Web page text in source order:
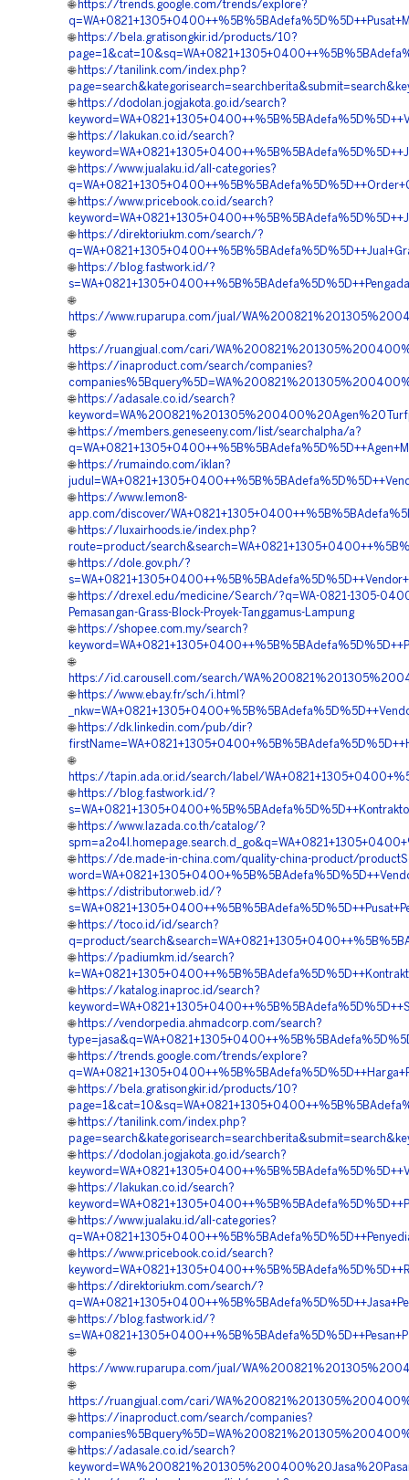
🌐 https://trends.google.com/trends/explore?
🌐 https://bela.gratisongkir.id/products/10?
🌐 https://tanilink.com/index.php?
🌐 https://dodolan.jogjakota.go.id/search?
🌐 https://lakukan.co.id/search?
🌐 https://www.jualaku.id/all-categories?
🌐 https://www.pricebook.co.id/search?
🌐 https://direktoriukm.com/search/?
🌐 https://blog.fastwork.id/?
🌐
https://www.ruparupa.com/jual/
🌐
https://ruangjual.com/cari/
🌐 https://inaproduct.com/search/companies?
🌐 https://adasale.co.id/search?
🌐 https://members.geneseeny.com/list/searchalpha/a?
🌐 https://rumaindo.com/iklan?
🌐 https://www.lemon8-
app.com/discover/
🌐 https://luxairhoods.ie/index.php?
route=product/
🌐 https://dole.gov.ph/?
🌐 https://drexel.edu/medicine/Search/?q=WA-0821-1305-
Pemasangan-Grass-Block-Proyek-Tanggamus-Lampung
🌐 https://shopee.com.my/search?
🌐
https://id.carousell.com/search/
🌐 https://www.ebay.fr/sch/i.html?
🌐 https://dk.linkedin.com/pub/dir?
🌐
https://tapin.ada.or.id/search/label/
🌐 https://blog.fastwork.id/?
🌐 https://www.lazada.co.th/catalog/?
🌐 https://de.made-in-china.com/quality-china-product/
🌐 https://distributor.web.id/?
🌐 https://toco.id/id/search?
q=product/
🌐 https://padiumkm.id/search?
🌐 https://katalog.inaproc.id/search?
🌐 https://vendorpedia.ahmadcorp.com/search?
🌐 https://trends.google.com/trends/explore?
🌐 https://bela.gratisongkir.id/products/10?
🌐 https://tanilink.com/index.php?
🌐 https://dodolan.jogjakota.go.id/search?
🌐 https://lakukan.co.id/search?
🌐 https://www.jualaku.id/all-categories?
🌐 https://www.pricebook.co.id/search?
🌐 https://direktoriukm.com/search/?
🌐 https://blog.fastwork.id/?
🌐
https://www.ruparupa.com/jual/
🌐
https://ruangjual.com/cari/
🌐 https://inaproduct.com/search/companies?
🌐 https://adasale.co.id/search?